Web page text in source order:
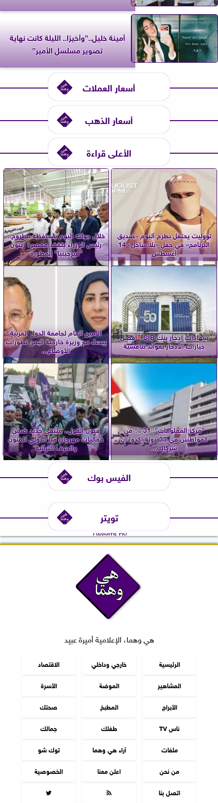
أمينة خليل..”وأخيرًا.. الليلة كانت نهاية
تصوير مسلسل الأمير”
أسعار العملات
أسعار الذهب
الأعلى قراءة
تووليت يحتفل بطرح ألبوم «صديق
البرنامج» في حفل «يلا ساحل» 14
أغسطس
خلال جولته اليوم بمحافظة مطروح..
رئيس الوزراء يتفقد معصرة زيتون
”فيرجينيا” المطورة
شهادات ادخار بنك CIB.. أفضل
خيارات الادخار بعوائد تنافسية
الأمين العام لجامعة الدول العربية
يبحث مع وزيرة خارجية اليمن تطورات
الأوضاع...
”مركز المعلومات”: 31 % من
المواطنين في 33 دولة أكدوا أن
شركات...
فنون القول.. ملتقى جديد ضمن
فعاليات مهرجان قنا الدولي للفنون
والحرف التراثية
الفيس بوك
تويتر
Tweets by
هي وهما، الإعلامية أميرة عبيد
الرئيسية خارجي وداخلي
الاقتصاد
المشاهير
الموضة
الأسرة
الأبراج
المطبخ
صحتك
ناس TV
طفلك
جمالك
ملفات
آراء هي وهما
توك شو
من نحن
اعلن معنا
الخصوصية
اتصل بنا

